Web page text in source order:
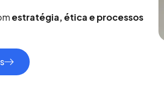
estratégia, ética e processos